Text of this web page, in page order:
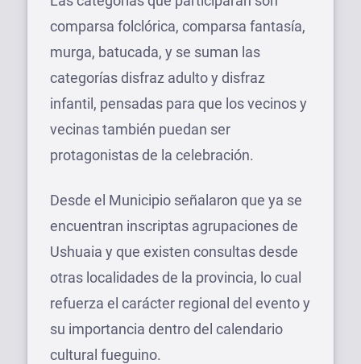
comparsa folclórica, comparsa fantasía,
murga, batucada, y se suman las
categorías disfraz adulto y disfraz
infantil, pensadas para que los vecinos y
vecinas también puedan ser
protagonistas de la celebración.
Desde el Municipio señalaron que ya se
encuentran inscriptas agrupaciones de
Ushuaia y que existen consultas desde
otras localidades de la provincia, lo cual
refuerza el carácter regional del evento y
su importancia dentro del calendario
cultural fueguino.